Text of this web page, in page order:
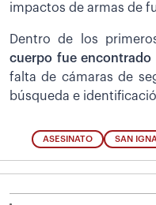
impactos de armas de
Dentro de los
cuerpo fue encontrado
falta de cámaras de
búsqueda e
ASESINATO SAN